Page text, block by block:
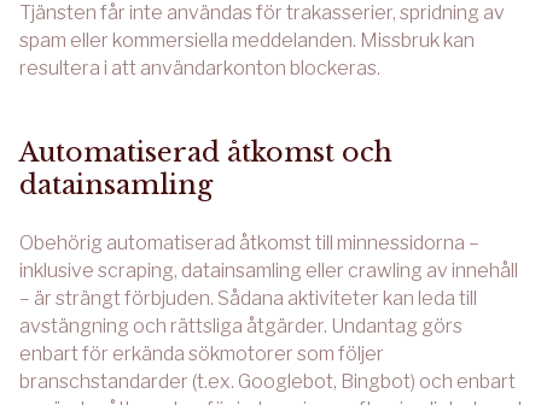
Tjänsten får inte användas för trakasserier, spridning av
spam eller kommersiella meddelanden. Missbruk kan
resultera i att användarkonton blockeras.
Automatiserad åtkomst och
datainsamling
Obehörig automatiserad åtkomst till minnessidorna –
inklusive scraping, datainsamling eller crawling av innehåll
– är strängt förbjuden. Sådana aktiviteter kan leda till
avstängning och rättsliga åtgärder. Undantag görs
enbart för erkända sökmotorer som följer
branschstandarder (t.ex. Googlebot, Bingbot) och enbart